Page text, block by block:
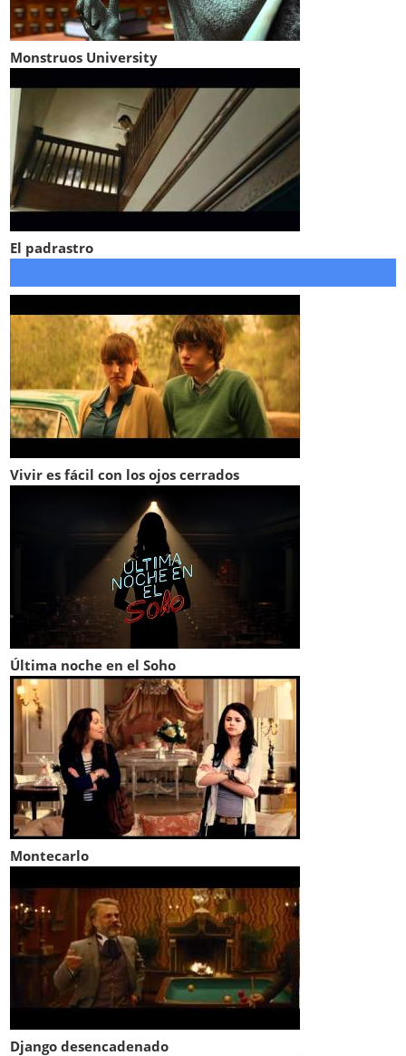
Monstruos University
El padrastro
Vivir es fácil con los ojos cerrados
Última noche en el Soho
Montecarlo
Django desencadenado